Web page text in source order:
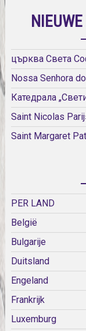
църква Света
Nossa Senhora
Катедрала
Saint Nicolas
Saint Margaret
PER LAND
België
Bulgarije
Duitsland
Engeland
Frankrijk
Luxemburg